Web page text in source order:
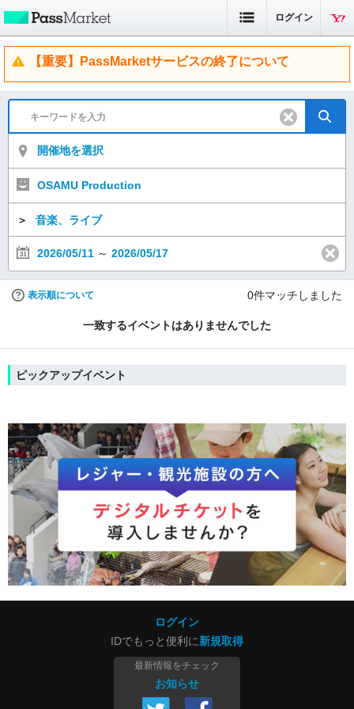
ログイン
【重要】PassMarketサービスの終了について
開催地を選択
OSAMU Production
＞ 音楽、ライブ
2026/05/11 ～ 2026/05/17
表示順について 0件マッチしました
一致するイベントはありませんでした
ピックアップイベント
ログイン
IDでもっと便利に新規取得
最新情報をチェック
お知らせ